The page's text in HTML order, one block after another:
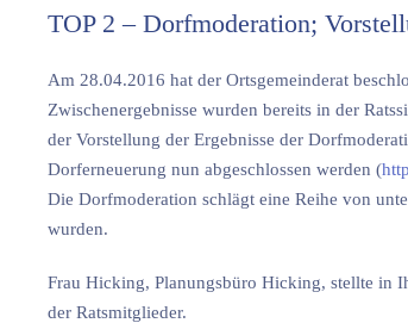
TOP 2 – Dorfmoderation;
Am 28.04.2016 hat der Ortsgemeinderat
Zwischenergebnisse wurden bereits in der
der Vorstellung der Ergebnisse der
Dorferneuerung nun abgeschlossen werden (
Die Dorfmoderation schlägt eine Reihe von
wurden.
Frau Hicking, Planungsbüro Hicking, stellte in
der Ratsmitglieder.